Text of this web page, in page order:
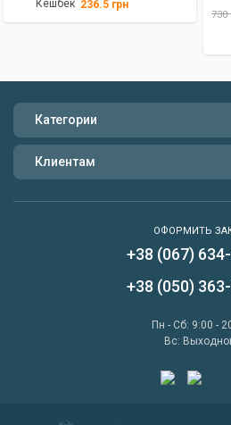
Кешбек 236.5 грн
730
Категории
Клиентам
ОФОРМИТЬ
+38 (067)
+38 (050)
Пн - Сб: 9:00 -
Вс: